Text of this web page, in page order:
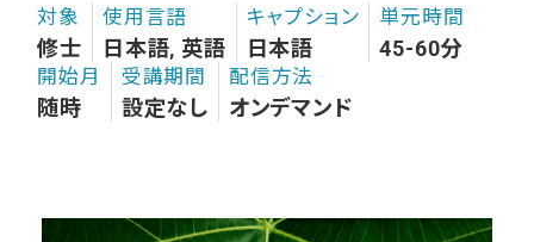
対象
修士
使用言語
日本語, 英語
キャプション
日本語
単元時間
45-60分
開始月
随時
受講期間
設定なし
配信方法
オンデマンド